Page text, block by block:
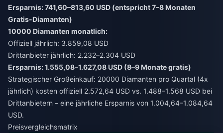
Ersparnis: 741,60–813,60 USD (entspricht 7–8 Monaten
Gratis-Diamanten)
10000 Diamanten monatlich:
Offiziell jährlich: 3.859,08 USD
Drittanbieter jährlich: 2.232–2.304 USD
Ersparnis: 1.555,08–1.627,08 USD (8–9 Monate gratis)
Strategischer Großeinkauf: 20000 Diamanten pro Quartal (4x
jährlich) kosten offiziell 2.572,64 USD vs. 1.488–1.568 USD bei
Drittanbietern – eine jährliche Ersparnis von 1.004,64–1.084,64
USD.
Preisvergleichsmatrix